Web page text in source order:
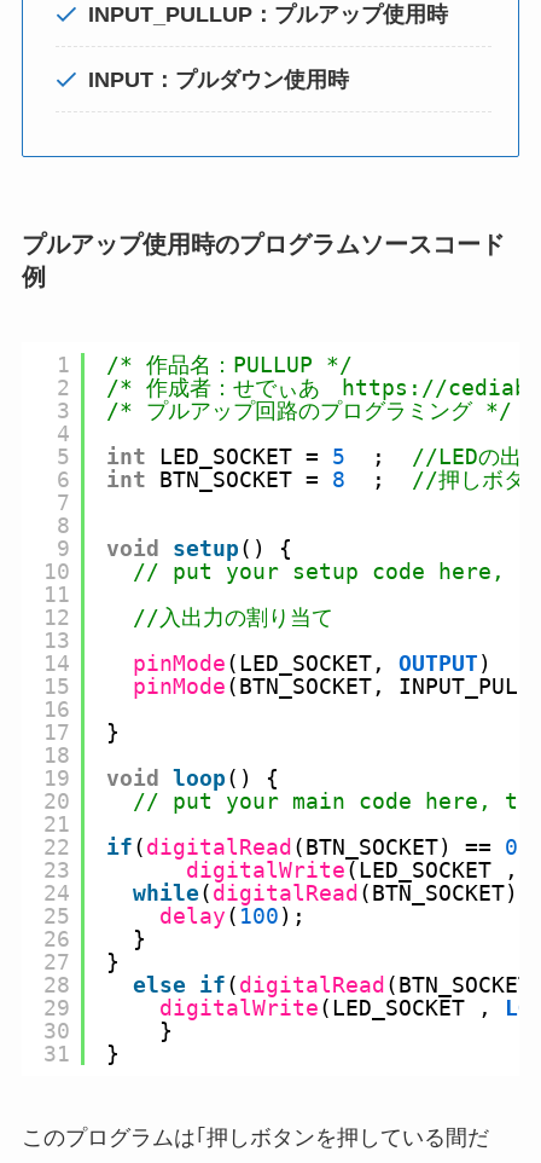
INPUT_PULLUP：プルアップ使用時
INPUT：プルダウン使用時
プルアップ使用時のプログラムソースコード
例
1
2
3
4
5
6
7
8
9
10
11
12
13
14
15
16
17
18
19
20
21
22
23
24
25
26
27
28
29
30
31
/* 作品名：PULLUP */
/* 作成者：せでぃあ　https://
/* プルアップ回路のプログラミング */
int
LED_SOCKET = 5 ;
//LEDの出
int
BTN_SOCKET = 8 ; //押しボタ
void setup() {
// put your setup code here, to run
//入出力の割り当て
pinMode(LED_SOCKET, OUTPUT)
pinMode(BTN_SOCKET,
}
void loop() {
// put your main code here, to run
if(digitalRead(BTN_SOCKET) == 0
digitalWrite(LED_SOCKET ,
while(digitalRead(BTN_SOCKET)
delay( 100
}
}
else if(digitalRead
digitalWrite(LED_SOCKET ,
}
}
このプログラムは｢押しボタンを押している間だ